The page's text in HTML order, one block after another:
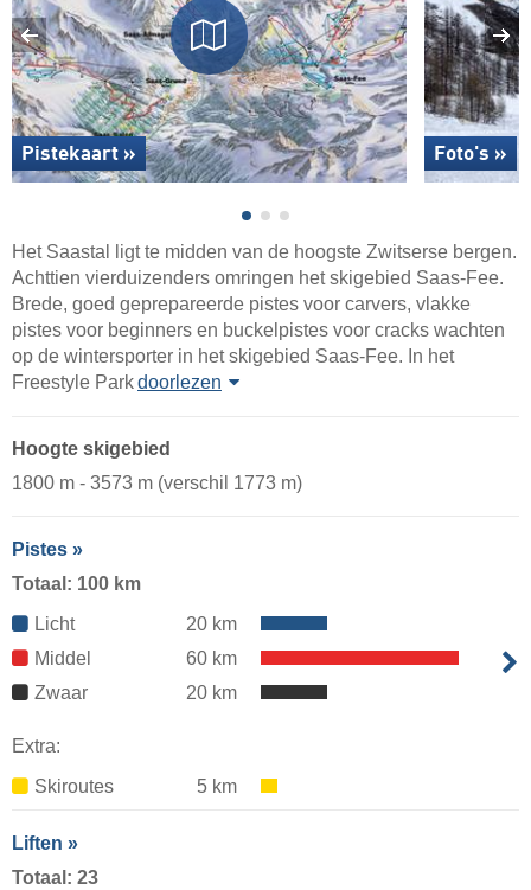
Pistekaart » Foto's »
Het Saastal ligt te midden van de hoogste Zwitserse bergen.
Achttien vierduizenders omringen het skigebied Saas-Fee.
Brede, goed geprepareerde pistes voor carvers, vlakke
pistes voor beginners en buckelpistes voor cracks wachten
op de wintersporter in het skigebied Saas-Fee. In het
Freestyle Parkdoorlezen
Hoogte skigebied
1800 m - 3573 m (verschil 1773 m)
Pistes »
Totaal: 100 km
Licht
20 km
Middel
60 km
Zwaar
20 km
Extra:
Skiroutes
5 km
Liften »
Totaal: 23